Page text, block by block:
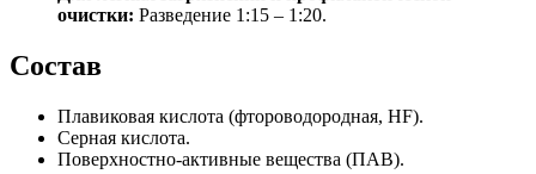
очистки: Разведение 1:15 – 1:20.
Состав
Плавиковая кислота (фтороводородная, HF).
Серная кислота.
Поверхностно-активные вещества (ПАВ).